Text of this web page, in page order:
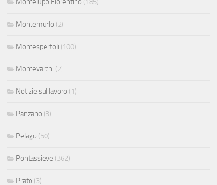
Montelupo Fiorentino (185)
Montemurlo (2)
Montespertoli (100)
Montevarchi (2)
Notizie sul lavoro (1)
Panzano (3)
Pelago (50)
Pontassieve (362)
Prato (3)